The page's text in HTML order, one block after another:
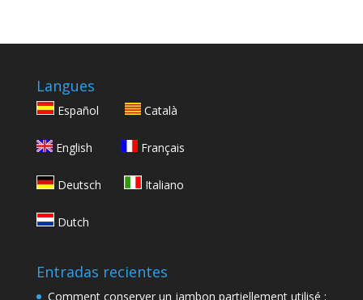
Langues
Español Català
English Français
Deutsch Italiano
Dutch
Entradas recientes
Comment conserver un jambon partiellement utilisé :